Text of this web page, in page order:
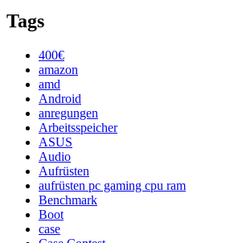
Tags
400€
amazon
amd
Android
anregungen
Arbeitsspeicher
ASUS
Audio
Aufrüsten
aufrüsten pc gaming cpu ram
Benchmark
Boot
case